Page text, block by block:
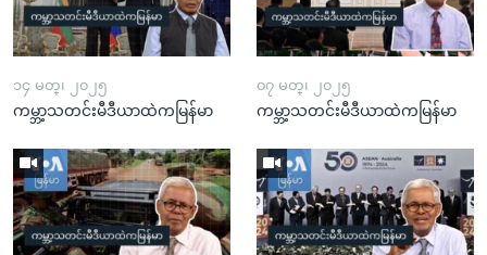
၁၄ မတ္၊ ၂၀၂၅
ကမ္ဘာ့သတင်းမီဒီယာထဲကမြန်မာ
၀၇ မတ္၊ ၂၀၂၅
ကမ္ဘာ့သတင်းမီဒီယာထဲကမြန်မာ